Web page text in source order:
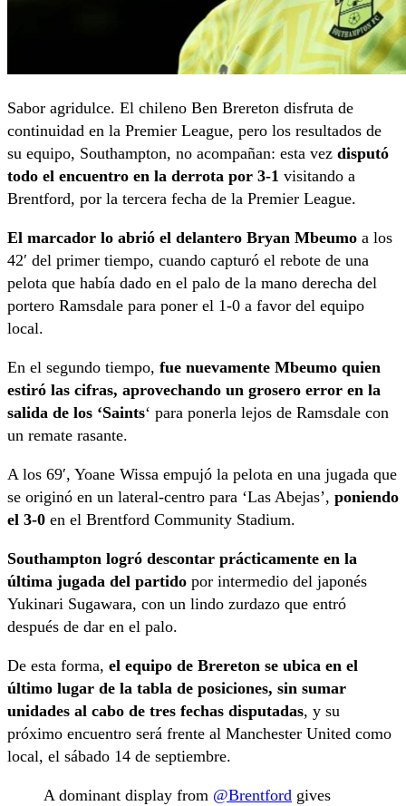
Sabor agridulce. El chileno Ben Brereton disfruta de
continuidad en la Premier League, pero los resultados de
su equipo, Southampton, no acompañan: esta vez disputó
todo el encuentro en la derrota por 3-1 visitando a
Brentford, por la tercera fecha de la Premier League.
El marcador lo abrió el delantero Bryan Mbeumo a los
42′ del primer tiempo, cuando capturó el rebote de una
pelota que había dado en el palo de la mano derecha del
portero Ramsdale para poner el 1-0 a favor del equipo
local.
En el segundo tiempo, fue nuevamente Mbeumo quien
estiró las cifras, aprovechando un grosero error en la
salida de los ‘Saints‘ para ponerla lejos de Ramsdale con
un remate rasante.
A los 69′, Yoane Wissa empujó la pelota en una jugada que
se originó en un lateral-centro para ‘Las Abejas’, poniendo
el 3-0 en el Brentford Community Stadium.
Southampton logró descontar prácticamente en la
última jugada del partido por intermedio del japonés
Yukinari Sugawara, con un lindo zurdazo que entró
después de dar en el palo.
De esta forma, el equipo de Brereton se ubica en el
último lugar de la tabla de posiciones, sin sumar
unidades al cabo de tres fechas disputadas, y su
próximo encuentro será frente al Manchester United como
local, el sábado 14 de septiembre.
A dominant display from @Brentford gives